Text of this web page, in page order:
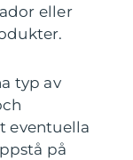
eller
typ av
eventuella
på